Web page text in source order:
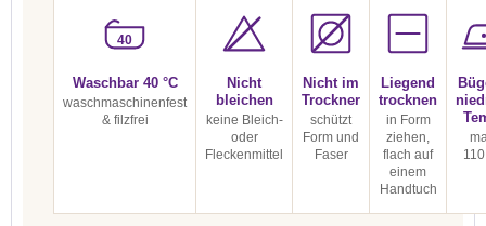
40
Waschbar 40 °C
waschmaschinenfest
& filzfrei
Nicht
bleichen
keine Bleich-
oder
Fleckenmittel
Nicht im
Trockner
schützt
Form und
Faser
Liegend
trocknen
in Form
ziehen,
flach auf
einem
Handtuch